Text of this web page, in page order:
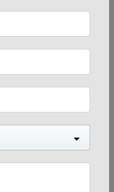
B760MX2-E